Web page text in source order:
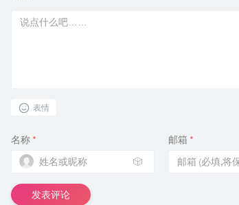
表情
名称 *
🎲
邮箱 *
发表评论